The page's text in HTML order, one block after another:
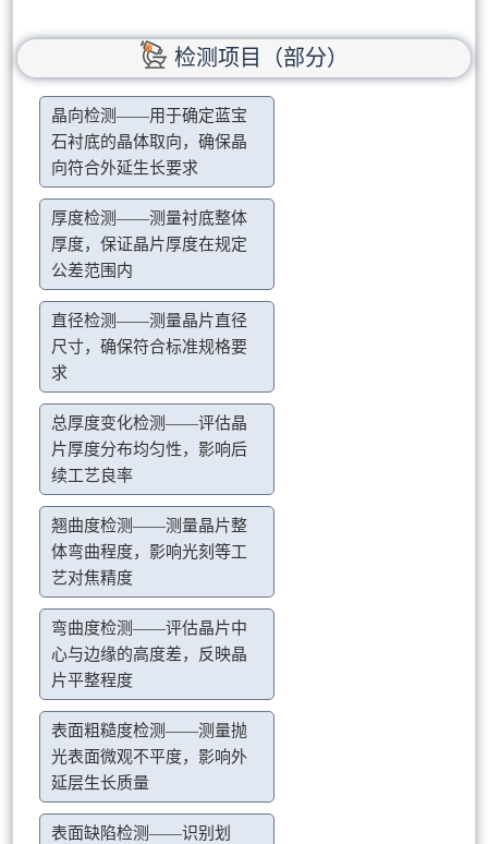
检测项目（部分）
晶向检测——用于确定蓝宝
石衬底的晶体取向，确保晶
向符合外延生长要求
厚度检测——测量衬底整体
厚度，保证晶片厚度在规定
公差范围内
直径检测——测量晶片直径
尺寸，确保符合标准规格要
求
总厚度变化检测——评估晶
片厚度分布均匀性，影响后
续工艺良率
翘曲度检测——测量晶片整
体弯曲程度，影响光刻等工
艺对焦精度
弯曲度检测——评估晶片中
心与边缘的高度差，反映晶
片平整程度
表面粗糙度检测——测量抛
光表面微观不平度，影响外
延层生长质量
表面缺陷检测——识别划